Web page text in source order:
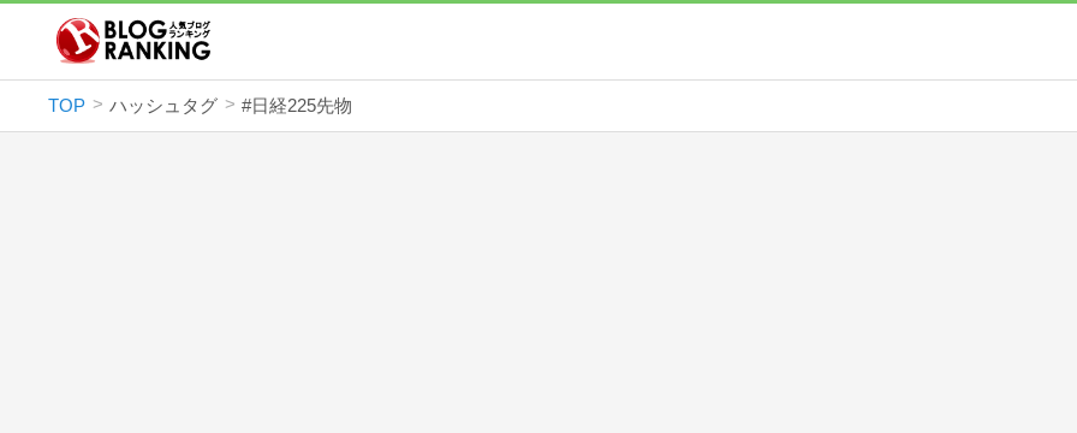
TOP ハッシュタグ #日経225先物